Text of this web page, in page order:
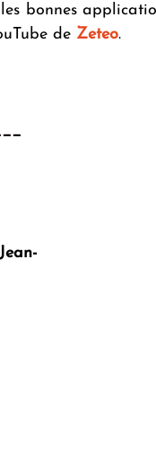
bonnes
de Zeteo.
Jean-